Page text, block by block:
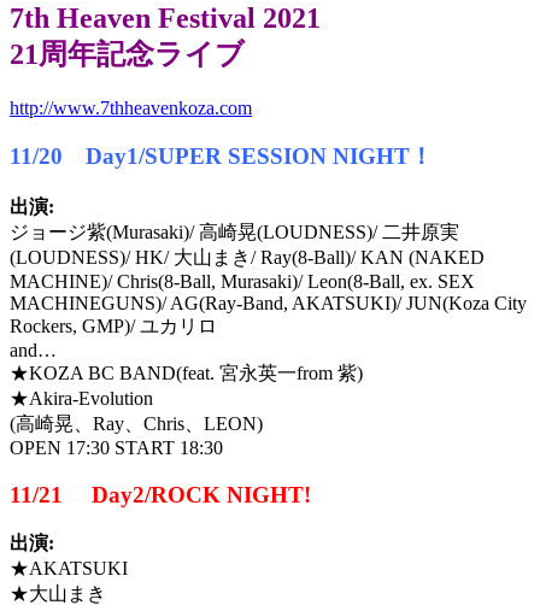
7th Heaven Festival 2021
21周年記念ライブ
http://www.7thheavenkoza.com
11/20 Day1/SUPER SESSION NIGHT！
出演:
ジョージ紫(Murasaki)/ 高崎晃(LOUDNESS)/ 二井原実
(LOUDNESS)/ HK/ 大山まき/ Ray(8-Ball)/ KAN (NAKED
MACHINE)/ Chris(8-Ball, Murasaki)/ Leon(8-Ball, ex. SEX
MACHINEGUNS)/ AG(Ray-Band, AKATSUKI)/ JUN(Koza City
Rockers, GMP)/ ユカリロ
and…
★KOZA BC BAND(feat. 宮永英一from 紫)
★Akira-Evolution
(高崎晃、Ray、Chris、LEON)
OPEN 17:30 START 18:30
11/21 Day2/ROCK NIGHT!
出演:
★AKATSUKI
★大山まき